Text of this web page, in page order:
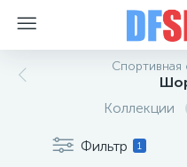
Спортивная
Коллекции
Фильтр 1